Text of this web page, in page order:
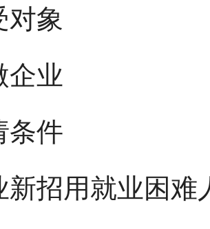
对象
企业
条件
新招用就业困难